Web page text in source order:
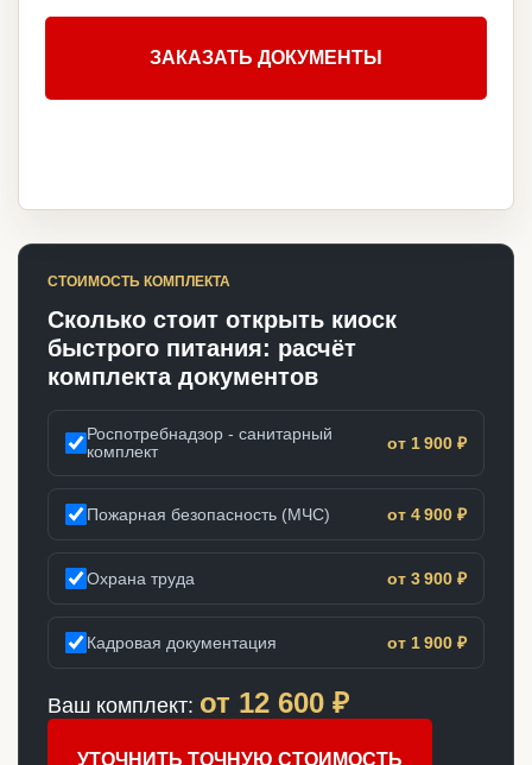
ЗАКАЗАТЬ ДОКУМЕНТЫ
СТОИМОСТЬ КОМПЛЕКТА
Сколько стоит открыть киоск
быстрого питания: расчёт
комплекта документов
Роспотребнадзор - санитарный
комплект
от 1 900 ₽
Пожарная безопасность (МЧС) от 4 900 ₽
Охрана труда от 3 900 ₽
Кадровая документация от 1 900 ₽
Ваш комплект: от 12 600 ₽
УТОЧНИТЬ ТОЧНУЮ СТОИМОСТЬ